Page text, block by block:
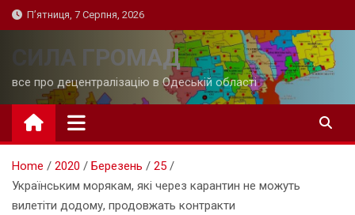
Skip
to
П’ятниця, 7 Серпня, 2026
СИЛА ГРОМАД
все про децентралізацію в Одеській області
Home 2020 Березень
25
Українським морякам, які через карантин не можуть
вилетіти додому, продовжать контракти